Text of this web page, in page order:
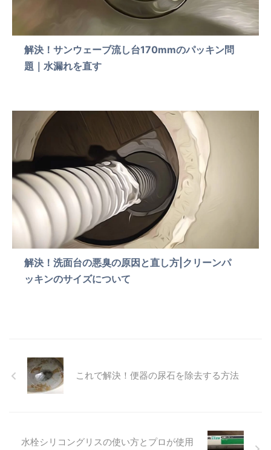
解決！サンウェーブ流し台170mmのパッキン問
題｜水漏れを直す
解決！洗面台の悪臭の原因と直し方|クリーンパ
ッキンのサイズについて
これで解決！便器の尿石を除去する方法
水栓シリコングリスの使い方とプロが使用